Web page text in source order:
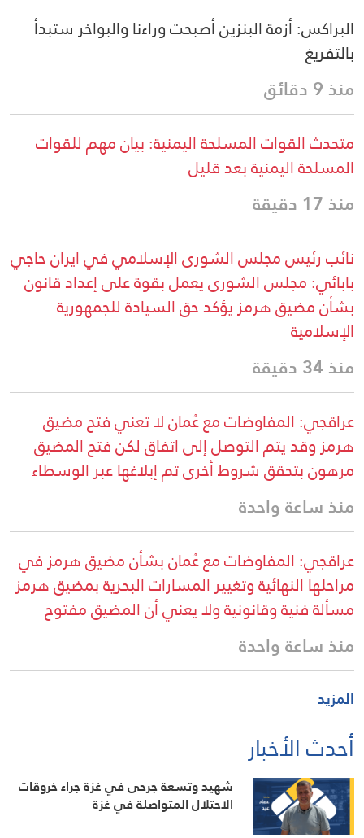
البراكس: أزمة البنزين أصبحت وراءنا والبواخر ستبدأ
بالتفريغ
منذ 9 دقائق
متحدث القوات المسلحة اليمنية: بيان مهم للقوات
المسلحة اليمنية بعد قليل
منذ 17 دقيقة
نائب رئيس مجلس الشورى الإسلامي في ايران حاجي
بابائي: مجلس الشورى يعمل بقوة على إعداد قانون
بشأن مضيق هرمز يؤكد حق السيادة للجمهورية
الإسلامية
منذ 34 دقيقة
عراقجي: المفاوضات مع عُمان لا تعني فتح مضيق
هرمز وقد يتم التوصل إلى اتفاق لكن فتح المضيق
مرهون بتحقق شروط أخرى تم إبلاغها عبر الوسطاء
منذ ساعة واحدة
عراقجي: المفاوضات مع عُمان بشأن مضيق هرمز في
مراحلها النهائية وتغيير المسارات البحرية بمضيق هرمز
مسألة فنية وقانونية ولا يعني أن المضيق مفتوح
منذ ساعة واحدة
المزيد
أحدث الأخبار
شهيد وتسعة جرحى في غزة جراء خروقات
الاحتلال المتواصلة في غزة